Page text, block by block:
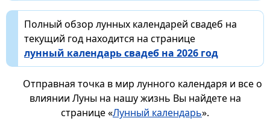
Полный обзор лунных календарей свадеб на
текущий год находится на странице
лунный календарь свадеб на 2026 год
Отправная точка в мир лунного календаря и все о
влиянии Луны на нашу жизнь Вы найдете на
странице «Лунный календарь».